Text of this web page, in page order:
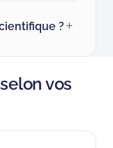
?
selon vos